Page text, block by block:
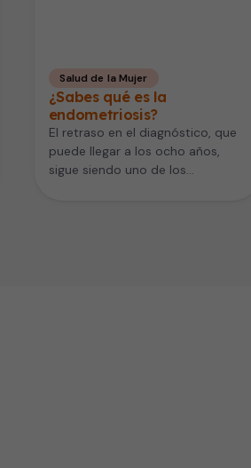
Salud de la Mujer
¿Sabes qué es la
endometriosis?
El retraso en el diagnóstico, que
puede llegar a los ocho años,
sigue siendo uno de los